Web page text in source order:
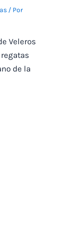
/ Por
Veleros
de la